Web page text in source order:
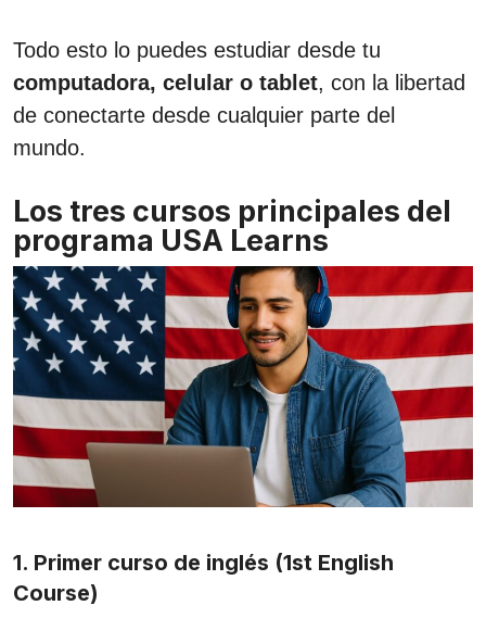
Todo esto lo puedes estudiar desde tu
computadora, celular o tablet, con la libertad
de conectarte desde cualquier parte del
mundo.
Los tres cursos principales del
programa USA Learns
1. Primer curso de inglés (1st English
Course)